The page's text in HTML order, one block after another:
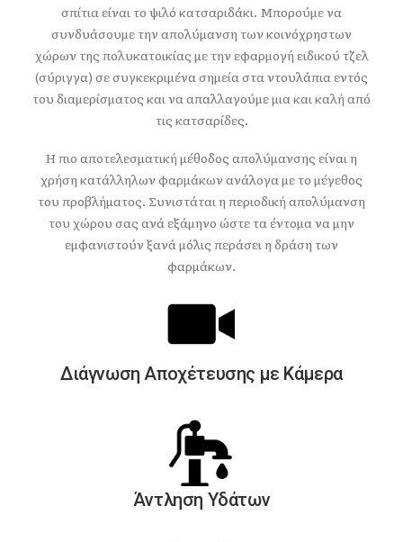
σπίτια είναι το ψιλό κατσαριδάκι. Μπορούμε να
συνδυάσουμε την απολύμανση των κοινόχρηστων
χώρων της πολυκατοικίας με την εφαρμογή ειδικού τζελ
(σύριγγα) σε συγκεκριμένα σημεία στα ντουλάπια εντός
του διαμερίσματος και να απαλλαγούμε μια και καλή από
τις κατσαρίδες.
Η πιο αποτελεσματική μέθοδος απολύμανσης είναι η
χρήση κατάλληλων φαρμάκων ανάλογα με το μέγεθος
του προβλήματος. Συνιστάται η περιοδική απολύμανση
του χώρου σας ανά εξάμηνο ώστε τα έντομα να μην
εμφανιστούν ξανά μόλις περάσει η δράση των
φαρμάκων.
Διάγνωση Aποχέτευσης με Kάμερα
Άντληση Yδάτων